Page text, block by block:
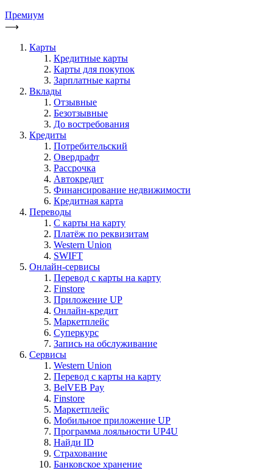
Премиум
⟶
Карты
Кредитные карты
Карты для покупок
Зарплатные карты
Вклады
Отзывные
Безотзывные
До востребования
Кредиты
Потребительский
Овердрафт
Рассрочка
Автокредит
Финансирование недвижимости
Кредитная карта
Переводы
С карты на карту
Платёж по реквизитам
Western Union
SWIFT
Онлайн-сервисы
Перевод с карты на карту
Finstore
Приложение UP
Онлайн-кредит
Маркетплейс
Суперкурс
Запись на обслуживание
Сервисы
Western Union
Перевод с карты на карту
BelVEB Pay
Finstore
Маркетплейс
Мобильное приложение UP
Программа лояльности UP4U
Найди ID
Страхование
Банковское хранение